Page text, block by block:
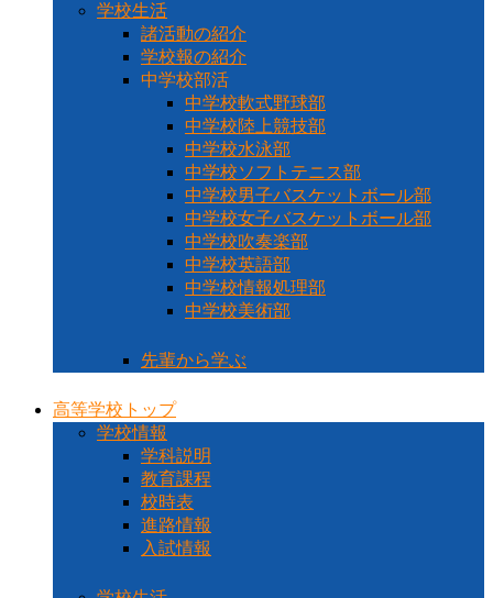
学校生活
諸活動の紹介
学校報の紹介
中学校部活
中学校軟式野球部
中学校陸上競技部
中学校水泳部
中学校ソフトテニス部
中学校男子バスケットボール部
中学校女子バスケットボール部
中学校吹奏楽部
中学校英語部
中学校情報処理部
中学校美術部
先輩から学ぶ
高等学校トップ
学校情報
学科説明
教育課程
校時表
進路情報
入試情報